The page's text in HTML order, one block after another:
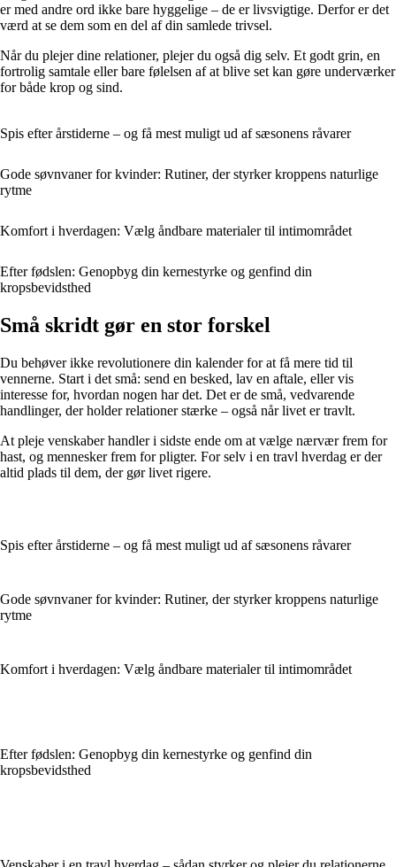
er med andre ord ikke bare hyggelige – de er livsvigtige. Derfor er det
værd at se dem som en del af din samlede trivsel.
Når du plejer dine relationer, plejer du også dig selv. Et godt grin, en
fortrolig samtale eller bare følelsen af at blive set kan gøre underværker
for både krop og sind.
Spis efter årstiderne – og få mest muligt ud af sæsonens råvarer
Gode søvnvaner for kvinder: Rutiner, der styrker kroppens naturlige
rytme
Komfort i hverdagen: Vælg åndbare materialer til intimområdet
Efter fødslen: Genopbyg din kernestyrke og genfind din
kropsbevidsthed
Små skridt gør en stor forskel
Du behøver ikke revolutionere din kalender for at få mere tid til
vennerne. Start i det små: send en besked, lav en aftale, eller vis
interesse for, hvordan nogen har det. Det er de små, vedvarende
handlinger, der holder relationer stærke – også når livet er travlt.
At pleje venskaber handler i sidste ende om at vælge nærvær frem for
hast, og mennesker frem for pligter. For selv i en travl hverdag er der
altid plads til dem, der gør livet rigere.
Spis efter årstiderne – og få mest muligt ud af sæsonens råvarer
Gode søvnvaner for kvinder: Rutiner, der styrker kroppens naturlige
rytme
Komfort i hverdagen: Vælg åndbare materialer til intimområdet
Efter fødslen: Genopbyg din kernestyrke og genfind din
kropsbevidsthed